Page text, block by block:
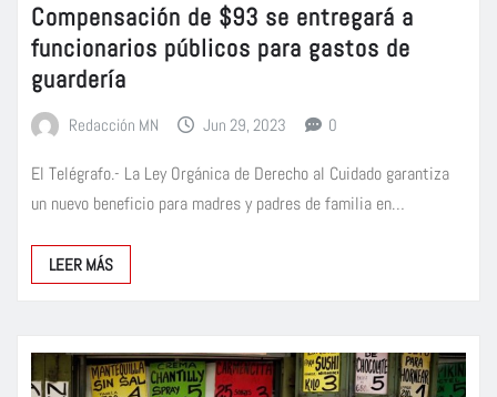
Compensación de $93 se entregará a
funcionarios públicos para gastos de
guardería
Redacción MN Jun 29, 2023 0
El Telégrafo.- La Ley Orgánica de Derecho al Cuidado garantiza
un nuevo beneficio para madres y padres de familia en…
LEER MÁS